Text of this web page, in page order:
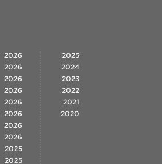
2026
2026
2026
2026
2026
2026
2026
2026
2025
2025
2025
2024
2023
2022
2021
2020